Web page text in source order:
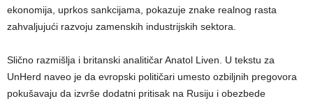
ekonomija, uprkos sankcijama, pokazuje znake realnog rasta
zahvaljujući razvoju zamenskih industrijskih sektora.
Slično razmišlja i britanski analitičar Anatol Liven. U tekstu za
UnHerd naveo je da evropski političari umesto ozbiljnih pregovora
pokušavaju da izvrše dodatni pritisak na Rusiju i obezbede